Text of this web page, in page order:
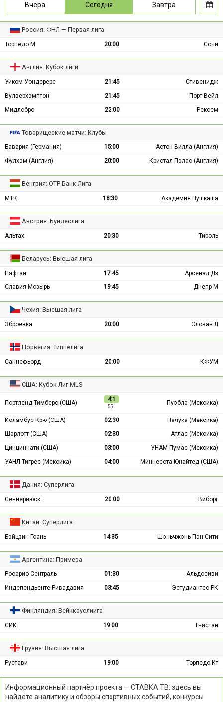
Вчера Сегодня Завтра
Россия: ФНЛ — Первая лига
Торпедо М 20:00 Сочи
Англия: Кубок лиги
Уиком Уондерерс 21:45
Стивенидж
Вулверхэмптон
21:45
Порт Вейл
Мидлсбро
22:00 Рексем
Товарищеские матчи: Клубы
Бавария (Германия) 15:00
Астон Вилла (Англия)
Фулхэм (Англия)
20:00 Кристал Пэлас (Англия)
Венгрия: ОТР Банк Лига
МТК 18:30 Академия Пушкаша
Австрия: Бундеслига
Альтах 20:30 Тироль
Беларусь: Высшая лига
Нафтан 17:45
Арсенал Дз
Славия-Мозырь
19:45 Днепр М
Чехия: Высшая лига
Зброёвка 20:00 Слован Л
Норвегия: Типпелига
Саннефьорд 20:00 КФУМ
США: Кубок Лиг MLS
Портленд Тимберс (США) 4:1
55 ′
Пуэбла (Мексика)
Коламбус Крю (США) 02:30
Пачука (Мексика)
Шарлотт (США)
02:30
Атлас (Мексика)
Цинциннати (США)
03:00
УНАМ Пумас (Мексика)
УАНЛ Тигрес (Мексика)
04:00 Миннесота Юнайтед (США)
Дания: Суперлига
Сённерйюск 20:00 Виборг
Китай: Суперлига
Бэйцзин Гоань 14:35 Шэньчжэнь Пэн Сити
Аргентина: Примера
Росарио Сентраль 01:30
Альдосиви
Индепендьенте Ривадавия
03:45 Эстудиантес РК
Финляндия: Вейккауслиига
СИК 19:00 Гнистан
Грузия: Высшая лига
Рустави 19:00 Торпедо Кт
Информационный партнёр проекта — СТАВКА ТВ: здесь вы
найдёте аналитику и обзоры спортивных событий, конкурсы